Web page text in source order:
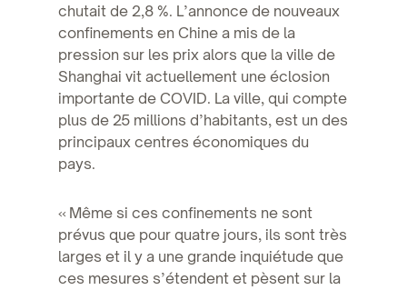
chutait de 2,8 %. L’annonce de nouveaux
confinements en Chine a mis de la
pression sur les prix alors que la ville de
Shanghai vit actuellement une éclosion
importante de COVID. La ville, qui compte
plus de 25 millions d’habitants, est un des
principaux centres économiques du
pays.
« Même si ces confinements ne sont
prévus que pour quatre jours, ils sont très
larges et il y a une grande inquiétude que
ces mesures s’étendent et pèsent sur la